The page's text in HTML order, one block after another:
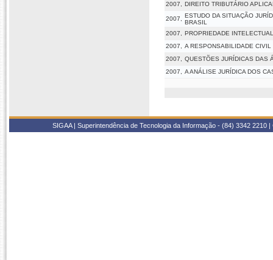
2007,
DIREITO TRIBUTÁRIO
2007,
ESTUDO DA SITUAÇÃO
BRASIL
2007,
PROPRIEDADE
2007,
A RESPONSABILIDADE
2007,
QUESTÕES JURÍDICAS DAS
2007,
A ANÁLISE JURÍDICA DOS
SIGAA | Superintendência de Tecnologia da Informação - (84) 3342